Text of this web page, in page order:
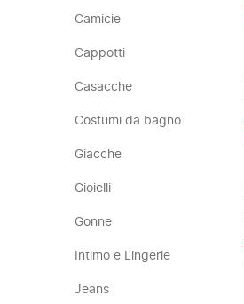
Camicie
Cappotti
Casacche
Costumi da bagno
Giacche
Gioielli
Gonne
Intimo e Lingerie
Jeans